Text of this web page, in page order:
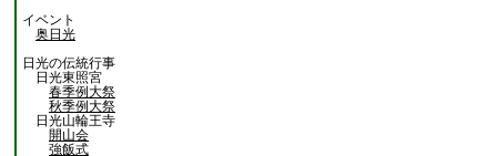
イベント
奥日光
日光の伝統行事
日光東照宮
春季例大祭
秋季例大祭
日光山輪王寺
開山会
強飯式